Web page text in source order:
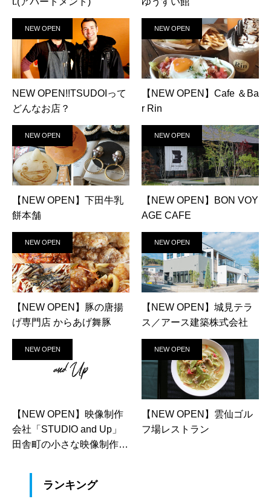
NEW OPEN
NEW OPEN!!TSUDOIって
どんなお店？
NEW OPEN
【NEW OPEN】Cafe ＆Ba
r Rin
NEW OPEN
【NEW OPEN】下田牛乳
餅本舗
NEW OPEN
【NEW OPEN】BON VOY
AGE CAFE
NEW OPEN
【NEW OPEN】豚の唐揚
げ専門店 からあげ舞豚
NEW OPEN
【NEW OPEN】城見テラ
ス／アース建築株式会社
NEW OPEN
【NEW OPEN】映像制作
会社「STUDIO and Up」
田舎町の小さな映像制作会
NEW OPEN
【NEW OPEN】雲仙ゴル
フ場レストラン
ランキング